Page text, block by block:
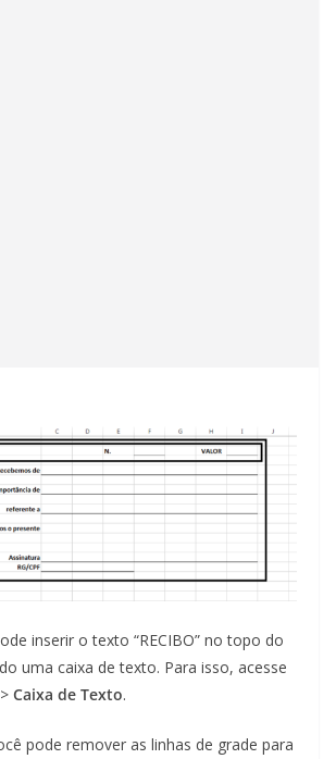
inserir o texto “RECIBO” no topo do
uma caixa de texto. Para isso, acesse
> Caixa de Texto.
pode remover as linhas de grade para